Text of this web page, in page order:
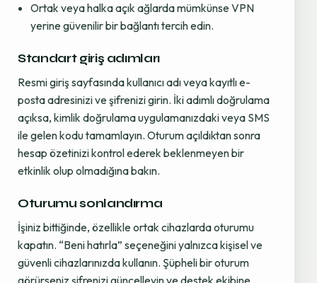
Ortak veya halka açık ağlarda mümkünse VPN
yerine güvenilir bir bağlantı tercih edin.
Standart giriş adımları
Resmi giriş sayfasında kullanıcı adı veya kayıtlı e-
posta adresinizi ve şifrenizi girin. İki adımlı doğrulama
açıksa, kimlik doğrulama uygulamanızdaki veya SMS
ile gelen kodu tamamlayın. Oturum açıldıktan sonra
hesap özetinizi kontrol ederek beklenmeyen bir
etkinlik olup olmadığına bakın.
Oturumu sonlandırma
İşiniz bittiğinde, özellikle ortak cihazlarda oturumu
kapatın. “Beni hatırla” seçeneğini yalnızca kişisel ve
güvenli cihazlarınızda kullanın. Şüpheli bir oturum